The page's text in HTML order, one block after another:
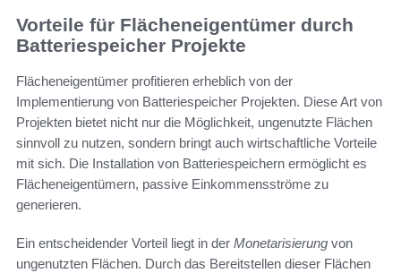
Vorteile für Flächeneigentümer durch
Batteriespeicher Projekte
Flächeneigentümer profitieren erheblich von der
Implementierung von Batteriespeicher Projekten. Diese Art von
Projekten bietet nicht nur die Möglichkeit, ungenutzte Flächen
sinnvoll zu nutzen, sondern bringt auch wirtschaftliche Vorteile
mit sich. Die Installation von Batteriespeichern ermöglicht es
Flächeneigentümern, passive Einkommensströme zu
generieren.
Ein entscheidender Vorteil liegt in der Monetarisierung von
ungenutzten Flächen. Durch das Bereitstellen dieser Flächen